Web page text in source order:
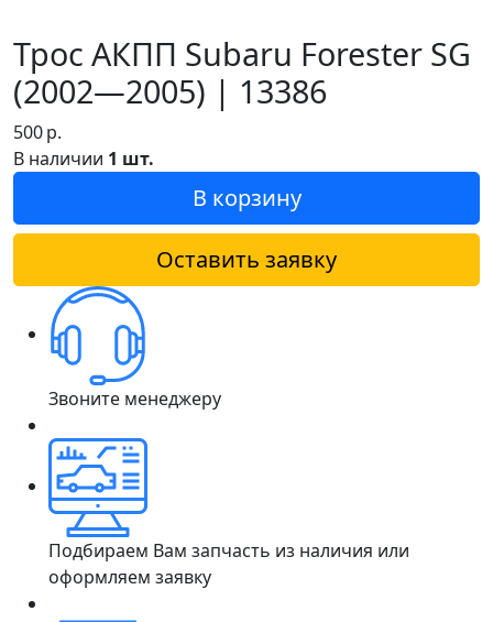
Трос АКПП Subaru Forester SG
(2002—2005) | 13386
500р.
В наличии 1 шт.
В корзину
Оставить заявку
Звоните менеджеру
Подбираем Вам запчасть из наличия или
оформляем заявку